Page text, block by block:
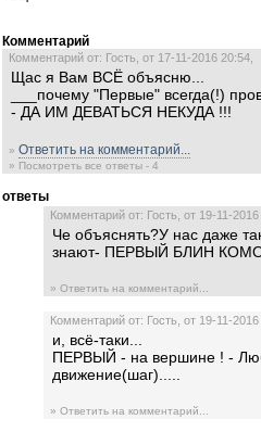
Комментарий
Комментарий от: Гость, от 17-11-2016 20:54,
Щас я Вам ВСЁ объясню...
___почему "Первые" всегда(!)
- ДА ИМ ДЕВАТЬСЯ НЕКУДА !!!
» Ответить на комментарий...
» Посмотреть все ответы - 4
ответы
Комментарий от: Гость, от 19-11-2016
Че объяснять?У нас даже
знают- ПЕРВЫЙ БЛИН
» Ответить на комментарий...
Комментарий от: Гость, от 19-11-2016
и, всё-таки...
ПЕРВЫЙ - на вершине ! -
движение(шаг).....
» Ответить на комментарий...